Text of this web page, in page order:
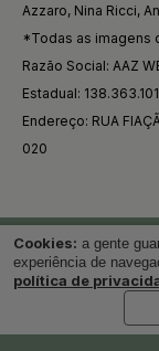
Azzaro, Nina Ricci,
*Todas as imagens
Razão Social: AAZ
Estadual:
Endereço: RUA
020
Cookies: a gente
experiência de
política de